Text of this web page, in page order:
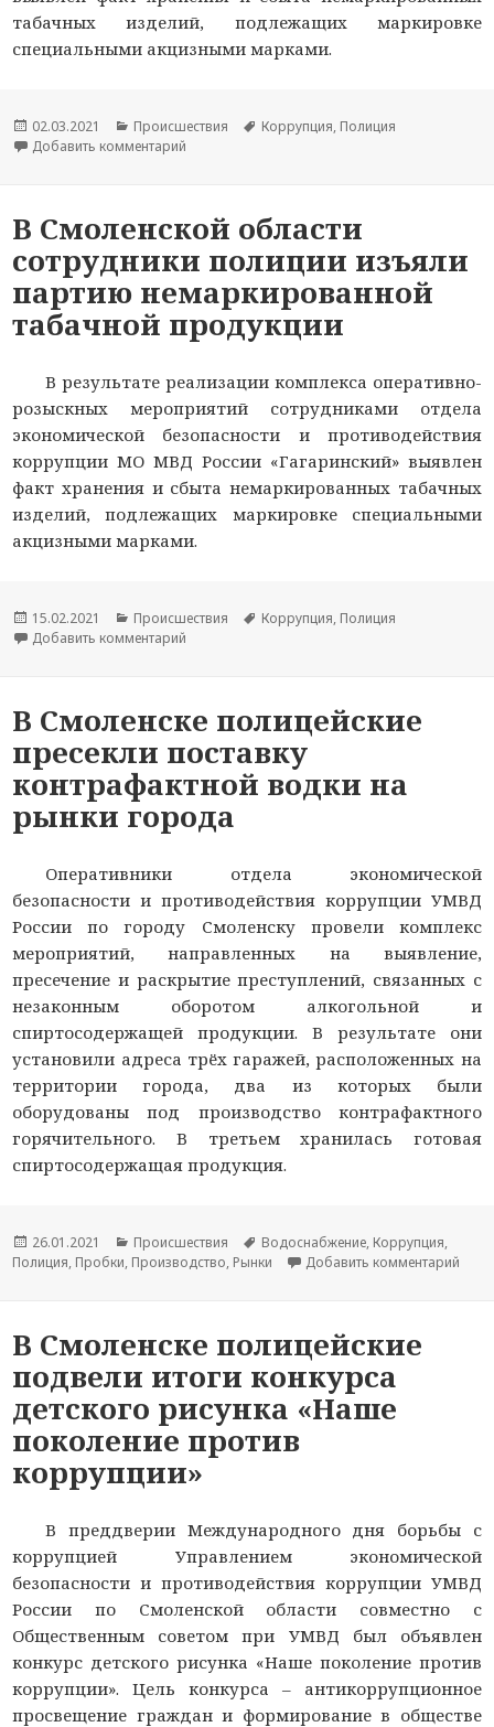
табачных изделий, подлежащих маркировке
специальными акцизными марками.
Опубликовано
02.03.2021 Рубрики
Происшествия Метки
Коррупция, Полиция
Добавить комментарий
В Смоленской области
сотрудники полиции изъяли
партию немаркированной
табачной продукции
В результате реализации комплекса оперативно-
розыскных мероприятий сотрудниками отдела
экономической безопасности и противодействия
коррупции МО МВД России «Гагаринский» выявлен
факт хранения и сбыта немаркированных табачных
изделий, подлежащих маркировке специальными
акцизными марками.
Опубликовано
15.02.2021 Рубрики
Происшествия Метки
Коррупция, Полиция
Добавить комментарий
В Смоленске полицейские
пресекли поставку
контрафактной водки на
рынки города
Оперативники отдела экономической
безопасности и противодействия коррупции УМВД
России по городу Смоленску провели комплекс
мероприятий, направленных на выявление,
пресечение и раскрытие преступлений, связанных с
незаконным оборотом алкогольной и
спиртосодержащей продукции. В результате они
установили адреса трёх гаражей, расположенных на
территории города, два из которых были
оборудованы под производство контрафактного
горячительного. В третьем хранилась готовая
спиртосодержащая продукция.
Опубликовано
26.01.2021 Рубрики
Происшествия Метки
Водоснабжение, Коррупция,
Полиция, Пробки, Производство, Рынки Добавить комментарий
В Смоленске полицейские
подвели итоги конкурса
детского рисунка «Наше
поколение против
коррупции»
В преддверии Международного дня борьбы с
коррупцией Управлением экономической
безопасности и противодействия коррупции УМВД
России по Смоленской области совместно с
Общественным советом при УМВД был объявлен
конкурс детского рисунка «Наше поколение против
коррупции». Цель конкурса – антикоррупционное
просвещение граждан и формирование в обществе